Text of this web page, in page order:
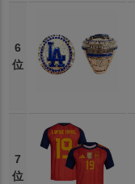
6
位
7
位